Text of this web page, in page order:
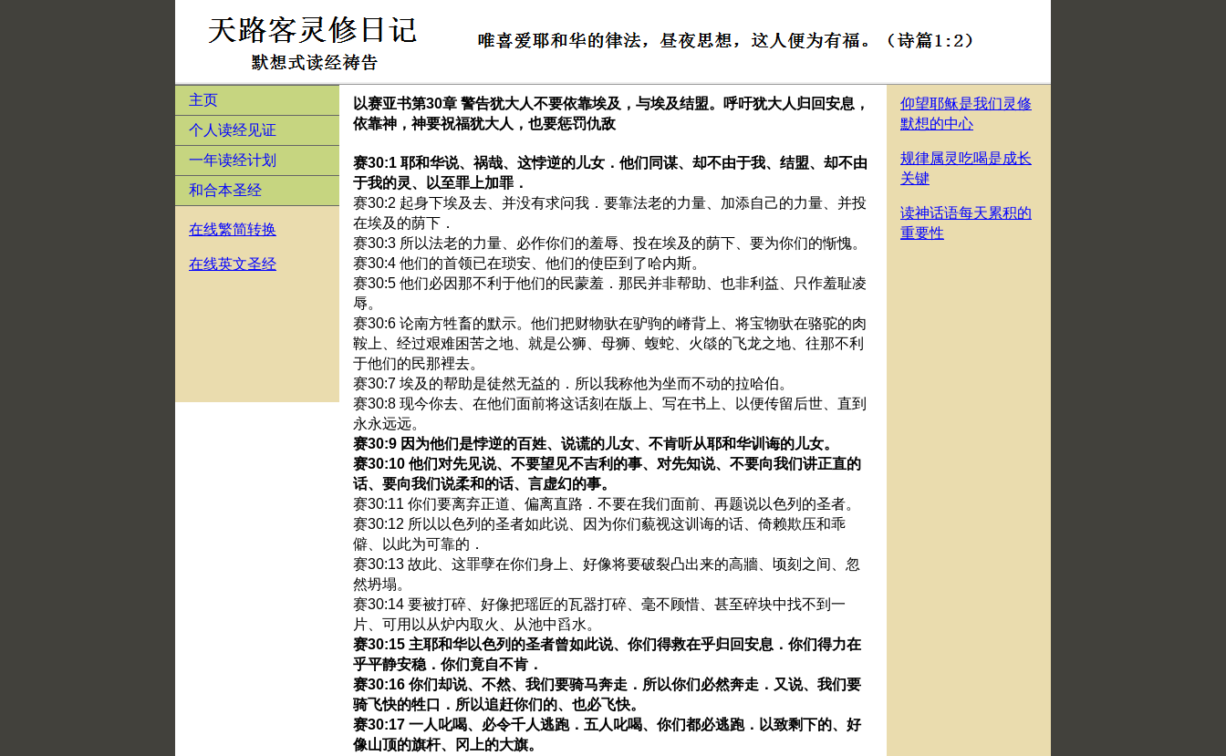
主页
个人读经见证
一年读经计划
和合本圣经
在线繁简转换
在线英文圣经
以赛亚书第30章 警告犹大人不要依靠埃及，与埃及结盟。呼吁犹大人归回安息，
依靠神，神要祝福犹大人，也要惩罚仇敌
赛30:1 耶和华说、祸哉、这悖逆的儿女．他们同谋、却不由于我、结盟、却不由
于我的灵、以至罪上加罪．
赛30:2 起身下埃及去、并没有求问我．要靠法老的力量、加添自己的力量、并投
在埃及的荫下．
赛30:3 所以法老的力量、必作你们的羞辱、投在埃及的荫下、要为你们的惭愧。
赛30:4 他们的首领已在琐安、他们的使臣到了哈内斯。
赛30:5 他们必因那不利于他们的民蒙羞．那民并非帮助、也非利益、只作羞耻凌
辱。
赛30:6 论南方牲畜的默示。他们把财物驮在驴驹的嵴背上、将宝物驮在骆驼的肉
鞍上、经过艰难困苦之地、就是公狮、母狮、蝮蛇、火燄的飞龙之地、往那不利
于他们的民那裡去。
赛30:7 埃及的帮助是徒然无益的．所以我称他为坐而不动的拉哈伯。
赛30:8 现今你去、在他们面前将这话刻在版上、写在书上、以便传留后世、直到
永永远远。
赛30:9 因为他们是悖逆的百姓、说谎的儿女、不肯听从耶和华训诲的儿女。
赛30:10 他们对先见说、不要望见不吉利的事、对先知说、不要向我们讲正直的
话、要向我们说柔和的话、言虚幻的事。
赛30:11 你们要离弃正道、偏离直路．不要在我们面前、再题说以色列的圣者。
赛30:12 所以以色列的圣者如此说、因为你们藐视这训诲的话、倚赖欺压和乖
僻、以此为可靠的．
赛30:13 故此、这罪孽在你们身上、好像将要破裂凸出来的高牆、顷刻之间、忽
然坍塌。
赛30:14 要被打碎、好像把瑶匠的瓦器打碎、毫不顾惜、甚至碎块中找不到一
片、可用以从炉内取火、从池中舀水。
赛30:15 主耶和华以色列的圣者曾如此说、你们得救在乎归回安息．你们得力在
乎平静安稳．你们竟自不肯．
赛30:16 你们却说、不然、我们要骑马奔走．所以你们必然奔走．又说、我们要
骑飞快的牲口．所以追赶你们的、也必飞快。
赛30:17 一人叱喝、必令千人逃跑．五人叱喝、你们都必逃跑．以致剩下的、好
像山顶的旗杆、冈上的大旗。
仰望耶稣是我们灵修
默想的中心
规律属灵吃喝是成长
关键
读神话语每天累积的
重要性